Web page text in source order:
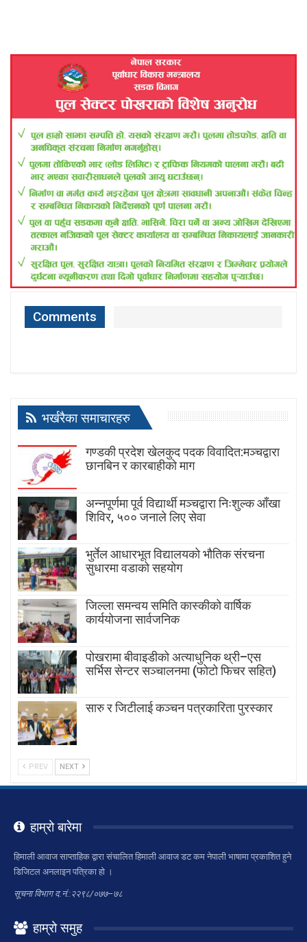
Comments
भर्खरैका समाचारहरु
गण्डकी प्रदेश खेलकुद पदक विवादित:मञ्चद्वारा
छानबिन र कारबाहीको माग
अन्नपूर्णमा पूर्व विद्यार्थी मञ्चद्वारा निःशुल्क आँखा
शिविर, ५०० जनाले लिए सेवा
भुर्तेल आधारभूत विद्यालयको भौतिक संरचना
सुधारमा वडाको सहयोग
जिल्ला समन्वय समिति कास्कीको वार्षिक
कार्ययोजना सार्वजनिक
पोखरामा बीवाइडीको अत्याधुनिक थ्री–एस
सर्भिस सेन्टर सञ्चालनमा (फोटो फिचर सहित)
सारु र जिटीलाई कञ्चन पत्रकारिता पुरस्कार
PREV NEXT
हाम्रो बारेमा
हिमाली आवाज साप्ताहिक द्वारा संचालित हिमाली आवाज डट कम नेपाली भाषामा प्रकाशित हुने
डिजिटल अनलाइन पत्रिका हो ।
सूचना विभाग द.नं.:२२९८/०७७–७८
हाम्रो समुह